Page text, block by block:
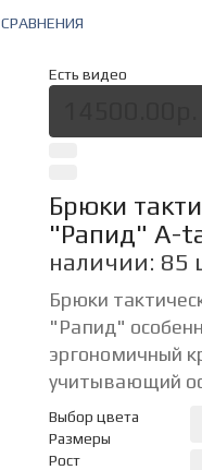
СРАВНЕНИЯ
Есть видео
Брюки
"Рапид" A-
наличии: 85
Брюки
"Рапид"
эргономичный
учитывающий
Выбор цвета
Размеры
Рост